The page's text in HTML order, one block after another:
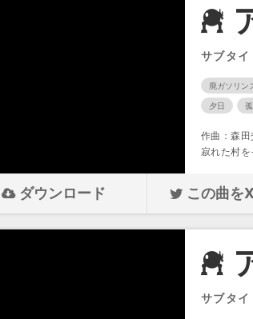
サブタ
廃ガソリン
夕日
作曲：森田
寂れた村を
ダウンロード この曲を
サブタ